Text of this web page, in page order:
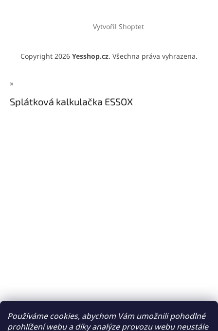
Používáme cookies, abychom Vám umožnili pohodlné
prohlížení webu a díky analýze provozu webu neustále
Vytvořil Shoptet
Copyright 2026 Yesshop.cz. Všechna práva vyhrazena.
×
Splátková kalkulačka ESSOX